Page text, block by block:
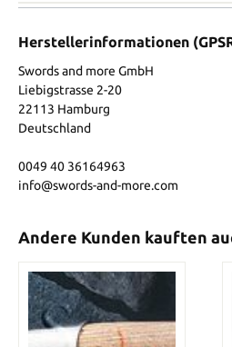
Herstellerinformationen
Swords and more GmbH
Liebigstrasse 2-20
22113 Hamburg
Deutschland
0049 40 36164963
info@swords-and-more.com
Andere Kunden kauften